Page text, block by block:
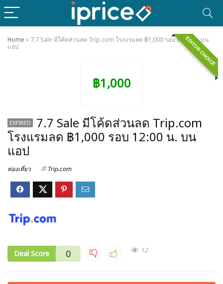
Home » 7.7 Sale มีโค้ดส่วนลด Trip.com โรงแรมลด ฿1,000 รอบ 12:00 น. บน
แอป
EDITOR CHOICE
฿1,000
EXPIRED
7.7 Sale มีโค้ดส่วนลด Trip.com
โรงแรมลด ฿1,000 รอบ 12:00 น. บน
แอป
ท่องเที่ยว Trip.com
Deal Score 0 12